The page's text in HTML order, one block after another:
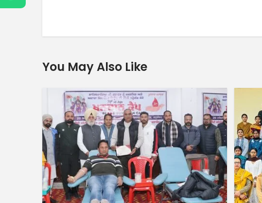
You May Also Like